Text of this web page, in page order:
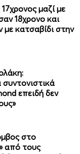
μαζί με
18χρονο και
με κατσαβίδι στην
επειδή δεν
στο
από τους